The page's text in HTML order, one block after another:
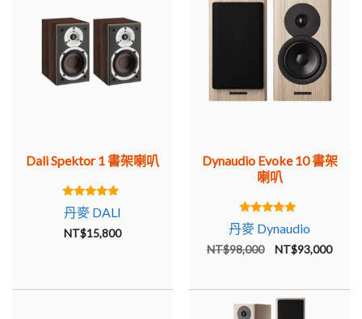
Dali Spektor 1 書架喇叭
5.00
out of 5
丹麥 DALI
NT$15,800
Dynaudio Evoke 10 書架
喇叭
5.00
out of 5
丹麥 Dynaudio
NT$98,000
原
價
NT$93,000目
價